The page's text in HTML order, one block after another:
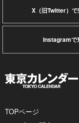
X（旧Twitter）
Instagramで
TOPページ